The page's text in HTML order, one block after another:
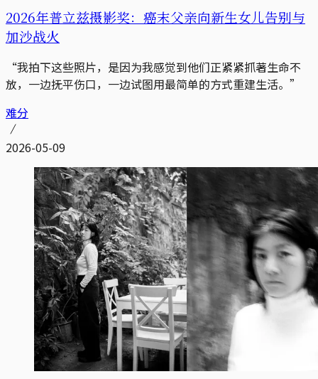
2026年普立兹摄影奖：癌末父亲向新生女儿告别与
加沙战火
“我拍下这些照片，是因为我感觉到他们正紧紧抓著生命不
放，一边抚平伤口，一边试图用最简单的方式重建生活。”
难分
2026-05-09